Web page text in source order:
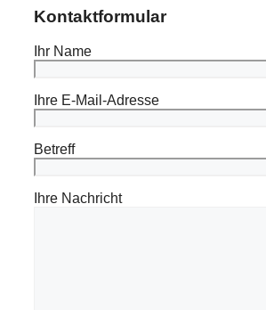
Kontaktformular
Ihr Name
Ihre E-Mail-Adresse
Betreff
Ihre Nachricht